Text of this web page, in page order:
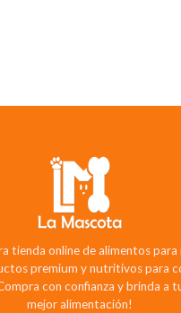
tienda online de alimentos para
premium y nutritivos para
con confianza y brinda a
mejor alimentación!